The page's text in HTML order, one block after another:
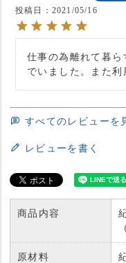
投稿日
2021/05/16
仕事の為離れて暮
でいました。また利
すべてのレビューを
レビューを書く
商品内容
原材料